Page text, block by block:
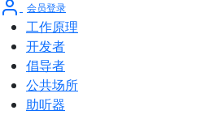
会员登录
工作原理
开发者
倡导者
公共场所
助听器